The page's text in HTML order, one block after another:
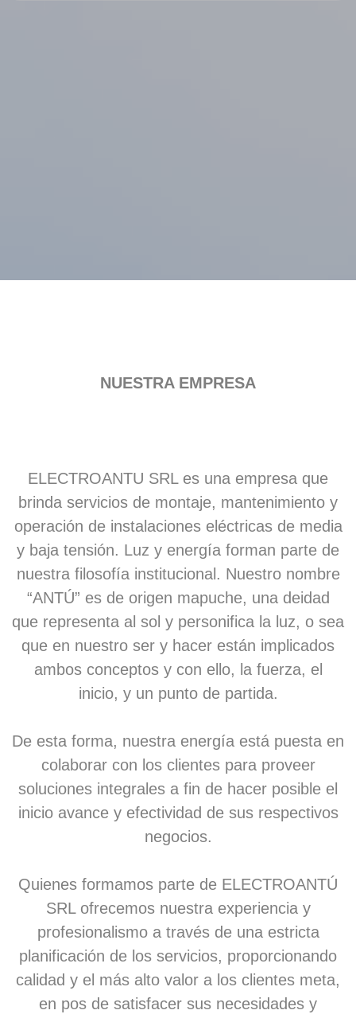
NUESTRA EMPRESA
ELECTROANTU SRL es una empresa que
brinda servicios de montaje, mantenimiento y
operación de instalaciones eléctricas de media
y baja tensión. Luz y energía forman parte de
nuestra filosofía institucional. Nuestro nombre
“ANTÚ” es de origen mapuche, una deidad
que representa al sol y personifica la luz, o sea
que en nuestro ser y hacer están implicados
ambos conceptos y con ello, la fuerza, el
inicio, y un punto de partida.
De esta forma, nuestra energía está puesta en
colaborar con los clientes para proveer
soluciones integrales a fin de hacer posible el
inicio avance y efectividad de sus respectivos
negocios.
Quienes formamos parte de ELECTROANTÚ
SRL ofrecemos nuestra experiencia y
profesionalismo a través de una estricta
planificación de los servicios, proporcionando
calidad y el más alto valor a los clientes meta,
en pos de satisfacer sus necesidades y